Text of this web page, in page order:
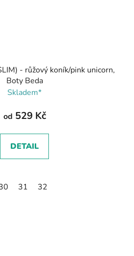
- růžový koník/pink unicorn,
Boty Beda
Skladem*
od 529 Kč
DETAIL
31 32